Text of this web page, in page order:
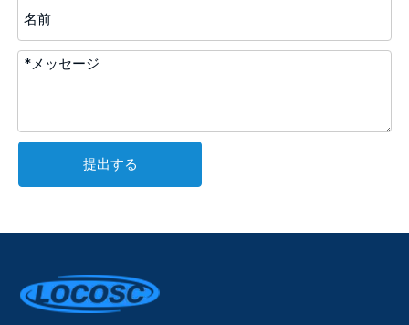
提出する